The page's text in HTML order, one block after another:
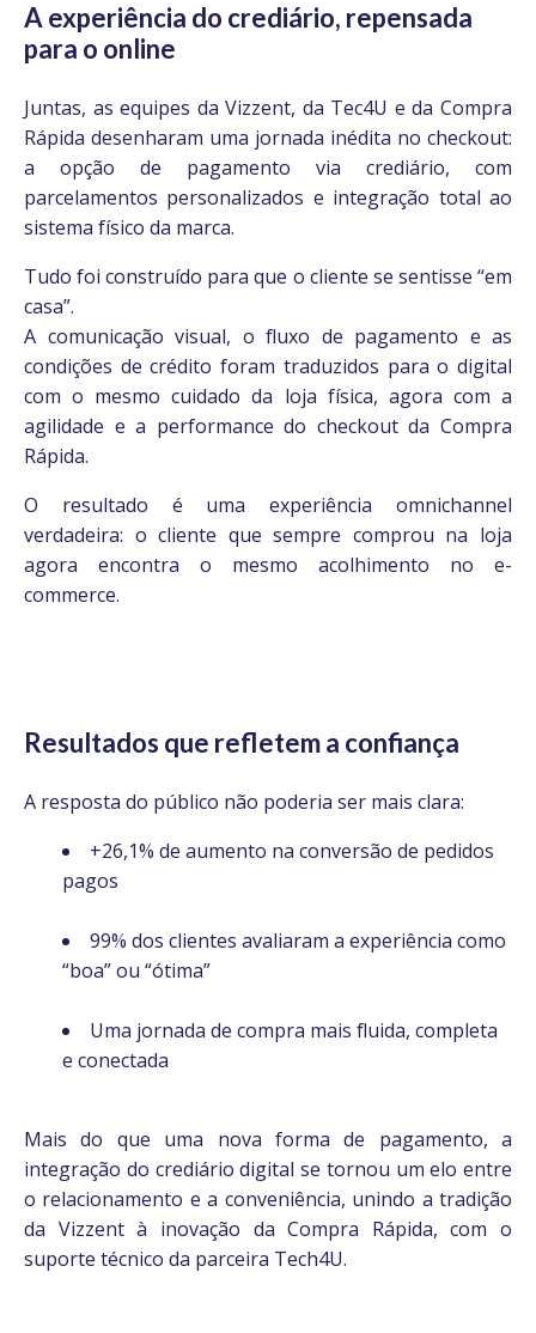
A experiência do crediário, repensada
para o online
Juntas, as equipes da Vizzent, da Tec4U e da Compra
Rápida desenharam uma jornada inédita no checkout:
a opção de pagamento via crediário, com
parcelamentos personalizados e integração total ao
sistema físico da marca.
Tudo foi construído para que o cliente se sentisse “em
casa”.
A comunicação visual, o fluxo de pagamento e as
condições de crédito foram traduzidos para o digital
com o mesmo cuidado da loja física, agora com a
agilidade e a performance do checkout da Compra
Rápida.
O resultado é uma experiência omnichannel
verdadeira: o cliente que sempre comprou na loja
agora encontra o mesmo acolhimento no e-
commerce.
Resultados que refletem a confiança
A resposta do público não poderia ser mais clara:
+26,1% de aumento na conversão de pedidos
pagos
99% dos clientes avaliaram a experiência como
“boa” ou “ótima”
Uma jornada de compra mais fluida, completa
e conectada
Mais do que uma nova forma de pagamento, a
integração do crediário digital se tornou um elo entre
o relacionamento e a conveniência, unindo a tradição
da Vizzent à inovação da Compra Rápida, com o
suporte técnico da parceira Tech4U.